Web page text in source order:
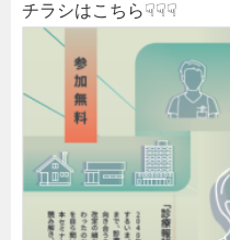
チラシはこちら☟☟☟